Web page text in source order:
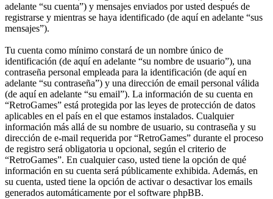
adelante “su cuenta”) y mensajes enviados por usted después de
registrarse y mientras se haya identificado (de aquí en adelante “sus
mensajes”).
Tu cuenta como mínimo constará de un nombre único de
identificación (de aquí en adelante “su nombre de usuario”), una
contraseña personal empleada para la identificación (de aquí en
adelante “su contraseña”) y una dirección de email personal válida
(de aquí en adelante “su email”). La información de su cuenta en
“RetroGames” está protegida por las leyes de protección de datos
aplicables en el país en el que estamos instalados. Cualquier
información más allá de su nombre de usuario, su contraseña y su
dirección de e-mail requerida por “RetroGames” durante el proceso
de registro será obligatoria u opcional, según el criterio de
“RetroGames”. En cualquier caso, usted tiene la opción de qué
información en su cuenta será públicamente exhibida. Además, en
su cuenta, usted tiene la opción de activar o desactivar los emails
generados automáticamente por el software phpBB.